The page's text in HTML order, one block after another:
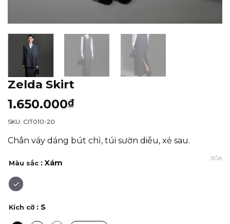
Zelda Skirt
1.650.000₫
SKU: CIT010-20
Chân váy dáng bút chì, túi sườn diễu, xẻ sau.
Màu sắc : Xám
Kích cỡ : S
XÓA